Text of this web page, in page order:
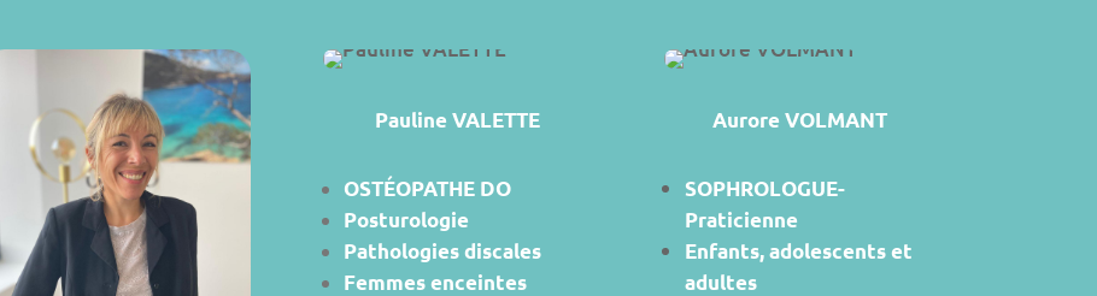
Pauline VALETTE
OSTÉOPATHE DO
Posturologie
Pathologies discales
Femmes enceintes
Aurore VOLMANT
SOPHROLOGUE-
Praticienne
Enfants, adolescents et
adultes